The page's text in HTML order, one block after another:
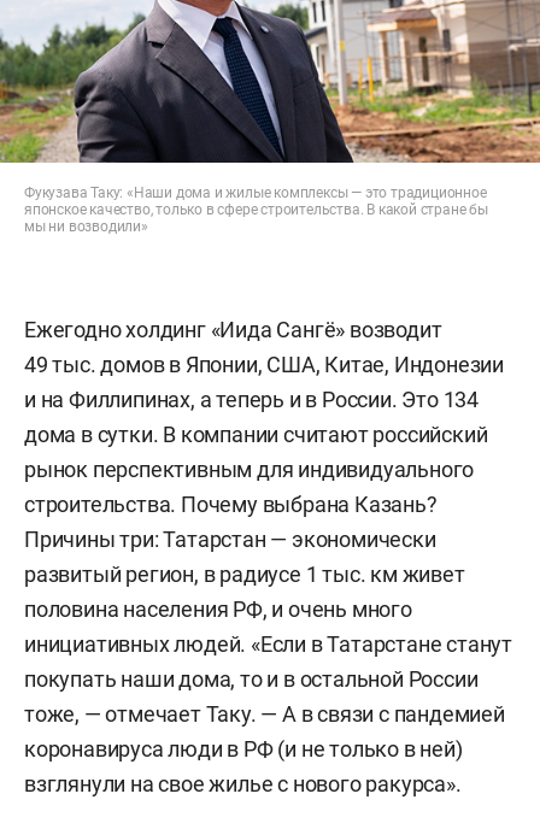
Фукузава Таку: «Наши дома и жилые комплексы — это традиционное
японское качество, только в сфере строительства. В какой стране бы
мы ни возводили»
Ежегодно холдинг «Иида Сангё» возводит
49 тыс. домов в Японии, США, Китае, Индонезии
и на Филлипинах, а теперь и в России. Это 134
дома в сутки. В компании считают российский
рынок перспективным для индивидуального
строительства. Почему выбрана Казань?
Причины три: Татарстан — экономически
развитый регион, в радиусе 1 тыс. км живет
половина населения РФ, и очень много
инициативных людей. «Если в Татарстане станут
покупать наши дома, то и в остальной России
тоже, — отмечает Таку. — А в связи с пандемией
коронавируса люди в РФ (и не только в ней)
взглянули на свое жилье с нового ракурса».